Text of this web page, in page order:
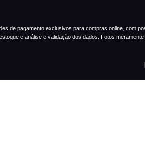
de pagamento exclusivos para compras online, com
e análise e validação dos dados. Fotos